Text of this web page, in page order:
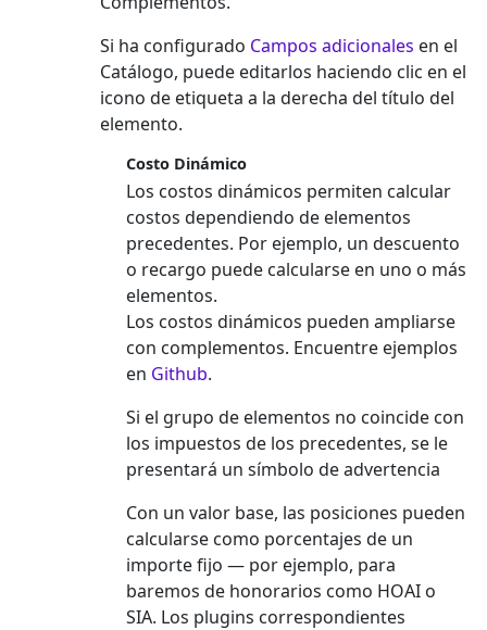
Si ha configurado Campos adicionales en el
Catálogo, puede editarlos haciendo clic en el
icono de etiqueta a la derecha del título del
elemento.
Costo Dinámico
Los costos dinámicos permiten calcular
costos dependiendo de elementos
precedentes. Por ejemplo, un descuento
o recargo puede calcularse en uno o más
elementos.
Los costos dinámicos pueden ampliarse
con complementos. Encuentre ejemplos
en Github.
Si el grupo de elementos no coincide con
los impuestos de los precedentes, se le
presentará un símbolo de advertencia
Con un valor base, las posiciones pueden
calcularse como porcentajes de un
importe fijo — por ejemplo, para
baremos de honorarios como HOAI o
SIA. Los plugins correspondientes